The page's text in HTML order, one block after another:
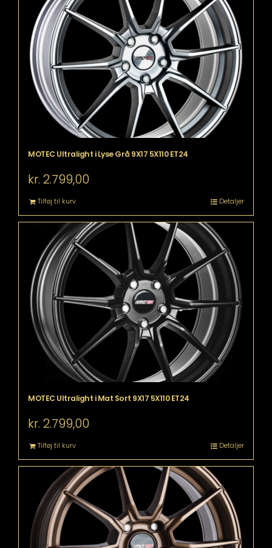
MOTEC Ultralight i Lyse Grå 9X17 5X110 ET24
kr. 2.799,00
Tilføj til kurv Detaljer
MOTEC Ultralight i Mat Sort 9X17 5X110 ET24
kr. 2.799,00
Tilføj til kurv Detaljer